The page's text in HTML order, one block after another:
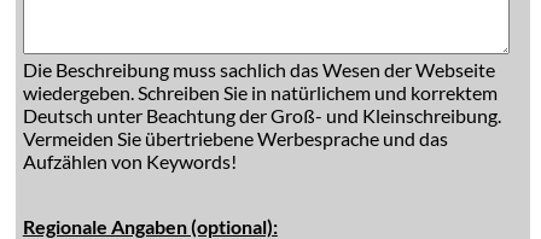
Die Beschreibung muss sachlich das Wesen der Webseite
wiedergeben. Schreiben Sie in natürlichem und korrektem
Deutsch unter Beachtung der Groß- und Kleinschreibung.
Vermeiden Sie übertriebene Werbesprache und das
Aufzählen von Keywords!
Regionale Angaben (optional):